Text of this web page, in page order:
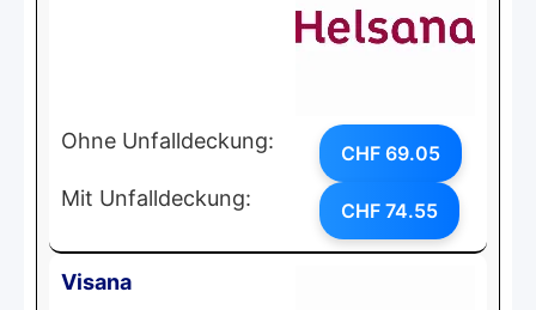
Ohne Unfalldeckung: CHF 69.05
Mit Unfalldeckung: CHF 74.55
Visana